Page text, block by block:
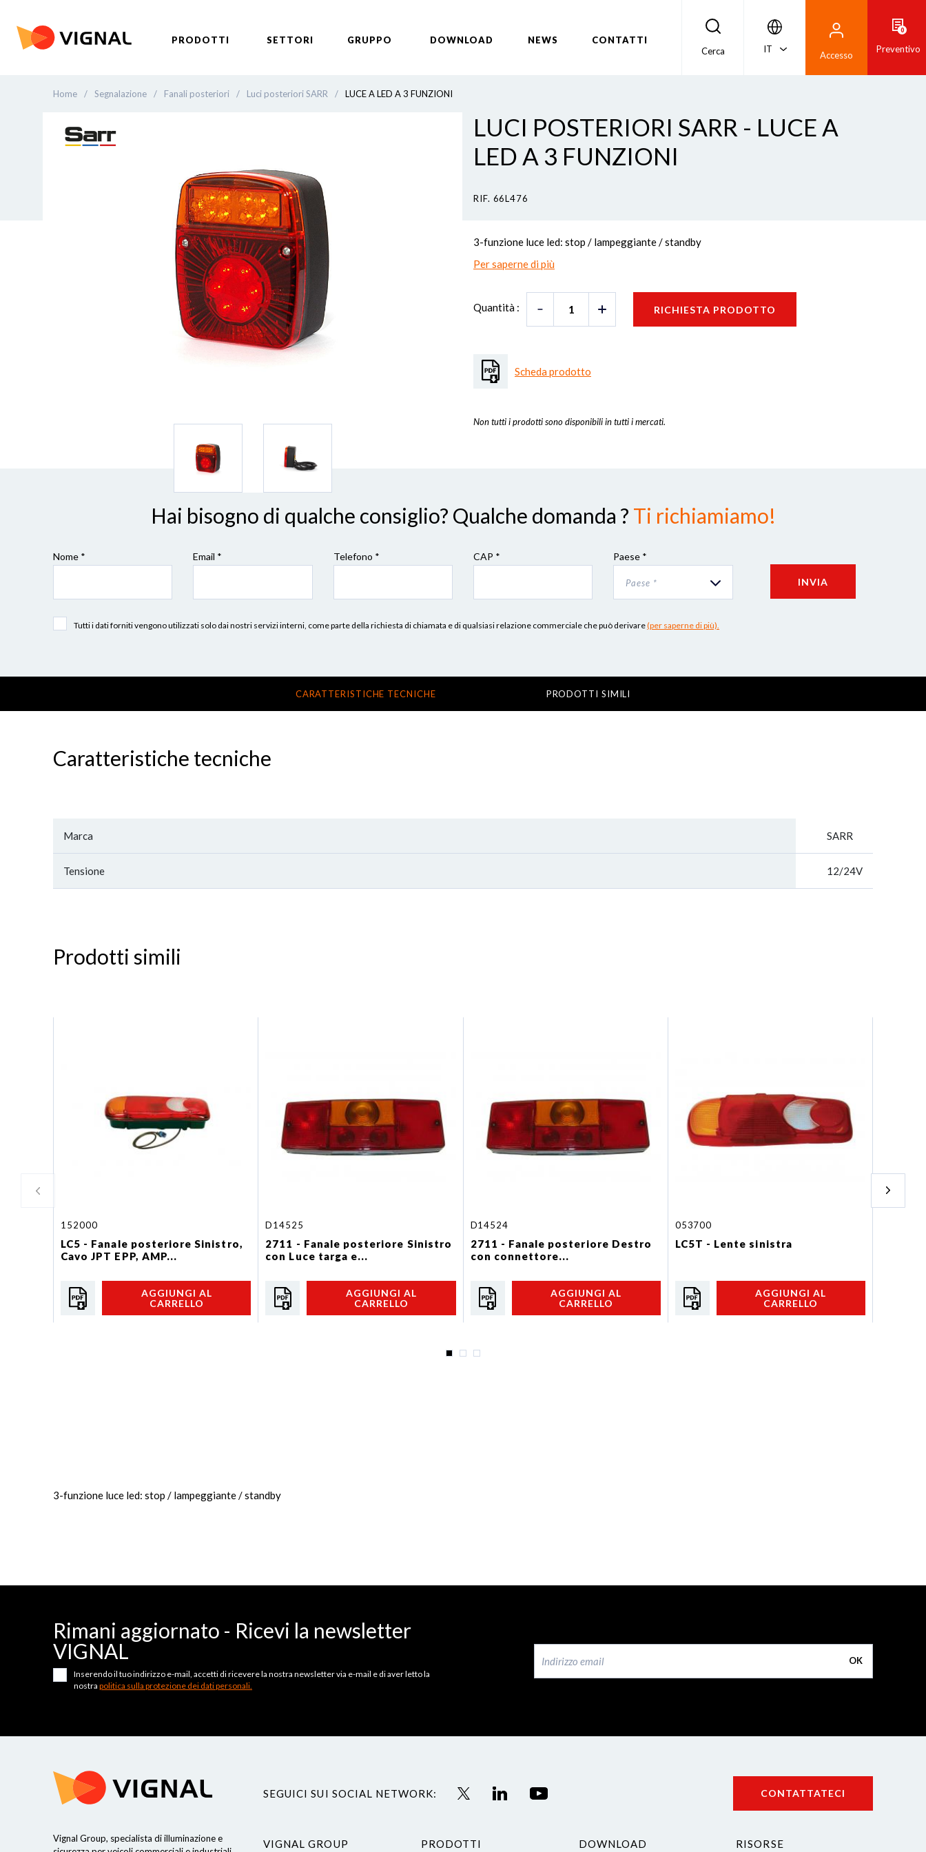
PRODOTTI SETTORI GRUPPO DOWNLOAD NEWS
CONTATTI
Cerca
IT
Accesso
0
Preventivo
Home / Segnalazione / Fanali posteriori / Luci posteriori SARR / LUCE A LED A 3 FUNZIONI
LUCI POSTERIORI SARR - LUCE A
LED A 3 FUNZIONI
RIF. 66L476
3-funzione luce led: stop / lampeggiante / standby
Per saperne di più
Quantità : RICHIESTA PRODOTTO
Scheda prodotto
Non tutti i prodotti sono disponibili in tutti i mercati.
Hai bisogno di qualche consiglio? Qualche domanda ? Ti richiamiamo!
Nome * Email * Telefono * CAP * Paese *
Paese * INVIA
Tutti i dati forniti vengono utilizzati solo dai nostri servizi interni, come parte della richiesta di chiamata e di qualsiasi relazione commerciale che può derivare(per saperne di più).
CARATTERISTICHE TECNICHE PRODOTTI SIMILI
Caratteristiche tecniche
Marca SARR
Tensione 12/24V
Prodotti simili
152000
LC5 - Fanale posteriore Sinistro,
Cavo JPT EPP, AMP...
AGGIUNGI AL
CARRELLO
D14525
2711 - Fanale posteriore Sinistro
con Luce targa e...
AGGIUNGI AL
CARRELLO
D14524
2711 - Fanale posteriore Destro
con connettore...
AGGIUNGI AL
CARRELLO
053700
LC5T - Lente sinistra
AGGIUNGI AL
CARRELLO
3-funzione luce led: stop / lampeggiante / standby
Rimani aggiornato - Ricevi la newsletter
VIGNAL
OK
Inserendo il tuo indirizzo e-mail, accetti di ricevere la nostra newsletter via e-mail e di aver letto la
nostra politica sulla protezione dei dati personali.
Vignal Group, specialista di illuminazione e
SEGUICI SUI SOCIAL NETWORK: CONTATTATECI
VIGNAL GROUP PRODOTTI DOWNLOAD RISORSE